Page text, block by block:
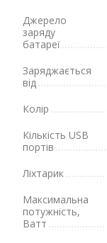
Джерело
заряду
батареї
Заряджається
від
Колір
Кількість USB
портів
Ліхтарик
Максимальна
потужність,
Ватт